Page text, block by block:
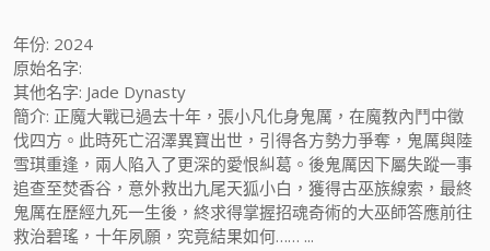
年份: 2024
原始名字:
其他名字: Jade Dynasty
簡介: 正魔大戰已過去十年，張小凡化身鬼厲，在魔教內鬥中徵
伐四方。此時死亡沼澤異寶出世，引得各方勢力爭奪，鬼厲與陸
雪琪重逢，兩人陷入了更深的愛恨糾葛。後鬼厲因下屬失蹤一事
追查至焚香谷，意外救出九尾天狐小白，獲得古巫族線索，最終
鬼厲在歷經九死一生後，終求得掌握招魂奇術的大巫師答應前往
救治碧瑤，十年夙願，究竟結果如何…… ...